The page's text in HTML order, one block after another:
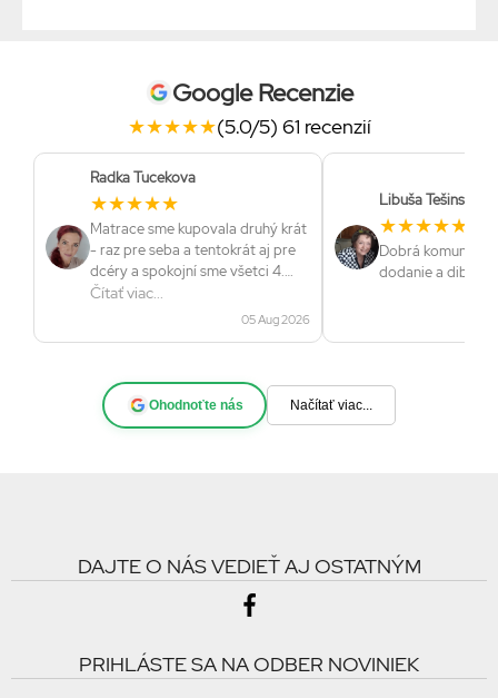
Google Recenzie
★★★★★(5.0/5) 61 recenzií
Radka Tucekova
★★★★★
Matrace sme kupovala druhý krát
- raz pre seba a tentokrát aj pre
dcéry a spokojní sme všetci 4.
Veľmi dobrá komunikácia a ozaj
Čítať viac...
05 Aug 2026
Libuša Tešinská
★★★★★
Dobrá
dodanie a dibrá
Ohodnoťte nás Načítať viac...
DAJTE O NÁS VEDIEŤ AJ OSTATNÝM
PRIHLÁSTE SA NA ODBER NOVINIEK